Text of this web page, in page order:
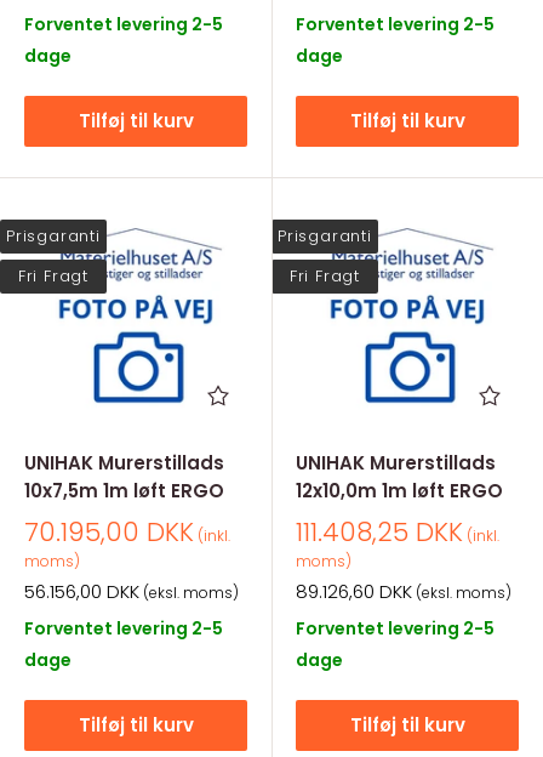
Forventet levering 2-5
dage
Tilføj til kurv
Forventet levering 2-5
dage
Tilføj til kurv
Prisgaranti
Fri Fragt
UNIHAK Murerstillads
10x7,5m 1m løft ERGO
Salgspris
70.195,00 DKK (inkl.
moms)
Salgspris
56.156,00 DKK (eksl. moms)
Forventet levering 2-5
dage
Tilføj til kurv
Prisgaranti
Fri Fragt
UNIHAK Murerstillads
12x10,0m 1m løft ERGO
Salgspris
111.408,25 DKK (inkl.
moms)
Salgspris
89.126,60 DKK (eksl. moms)
Forventet levering 2-5
dage
Tilføj til kurv